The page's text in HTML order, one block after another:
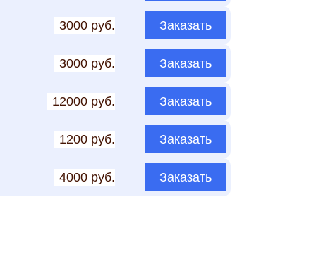
3000 руб. Заказать
3000 руб. Заказать
12000 руб. Заказать
1200 руб. Заказать
4000 руб. Заказать